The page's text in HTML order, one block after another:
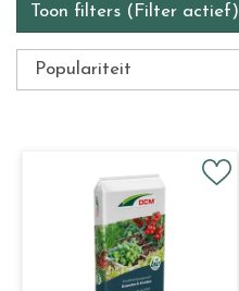
Toon filters (Filter actief)